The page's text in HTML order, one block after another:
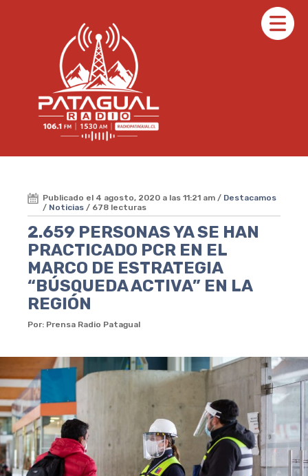
Publicado el 4 agosto, 2020 a las 11:21 am / Destacamos
/ Noticias / 678 lecturas
2.659 PERSONAS YA SE HAN
PRACTICADO PCR EN EL
MARCO DE ESTRATEGIA
“BÚSQUEDA ACTIVA” EN LA
REGIÓN
Por: Prensa Radio Patagual